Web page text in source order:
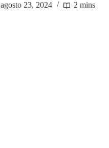
agosto 23, 2024 2 mins